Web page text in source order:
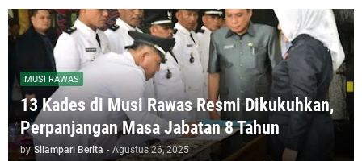
MUSI RAWAS
13 Kades di Musi Rawas Resmi Dikukuhkan,
Perpanjangan Masa Jabatan 8 Tahun
by Silampari Berita - Agustus 26, 2025